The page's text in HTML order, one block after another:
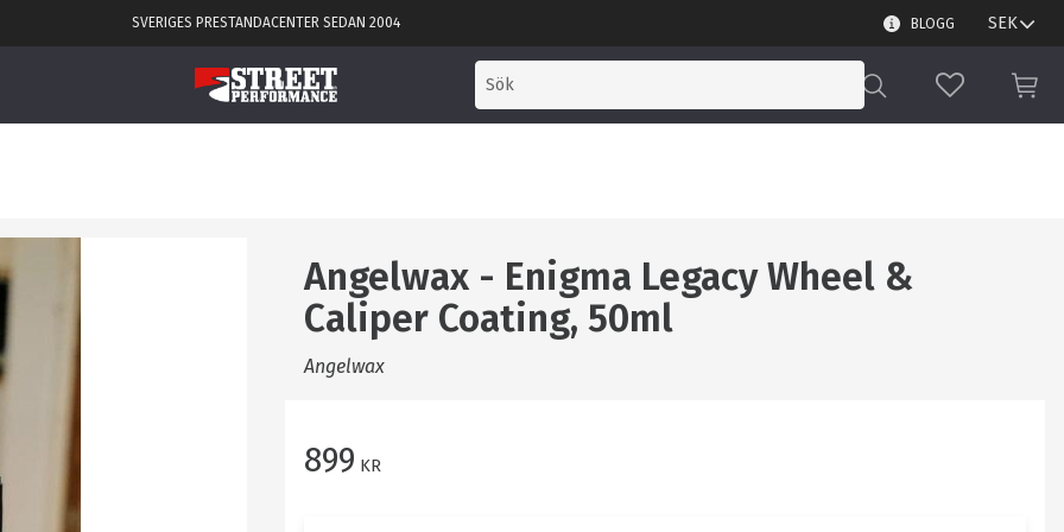
SVERIGES PRESTANDACENTER SEDAN 2004 BLOGG
FAVORITER
Angelwax - Enigma Legacy Wheel &
Caliper Coating, 50ml
Angelwax
899 KR